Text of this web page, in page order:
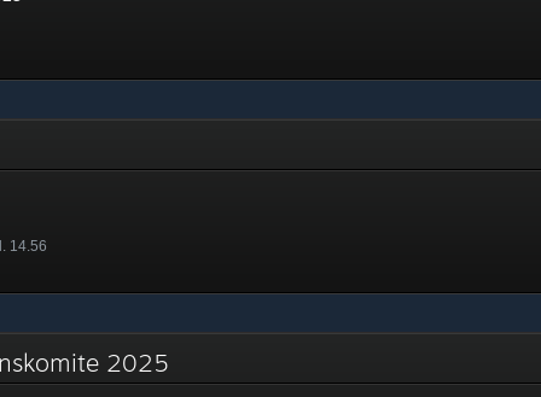
14.56
2025